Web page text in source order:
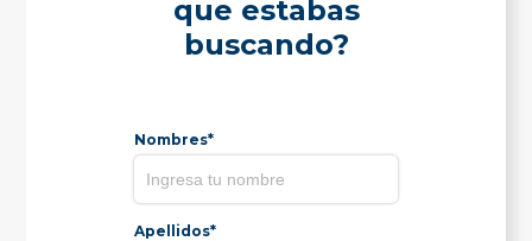
que estabas
buscando?
Nombres*
Apellidos*